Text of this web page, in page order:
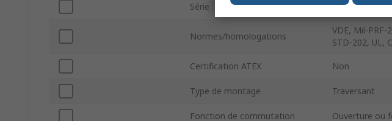
Série 2455R
Normes/homologations
VDE, Mil-
STD-202, UL,
Certification ATEX Non
Type de montage Traversant
Fonction de commutation Ouverture ou